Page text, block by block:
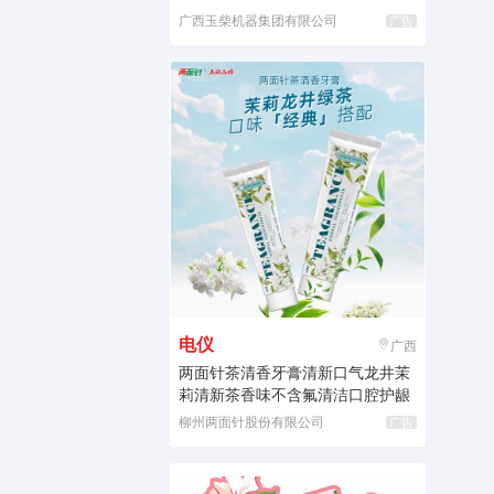
广西玉柴机器集团有限公司 广告
电仪 广西
两面针茶清香牙膏清新口气龙井茉
莉清新茶香味不含氟清洁口腔护龈
柳州两面针股份有限公司 广告